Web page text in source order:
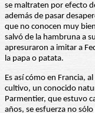
se maltraten por efecto
además de pasar
que no conocen muy
salvó de la hambruna a
apresuraron a imitar a
la papa o patata.
Es así cómo en Francia,
cultivo, un conocido
Parmentier, que estuvo
años, se esfuerza no